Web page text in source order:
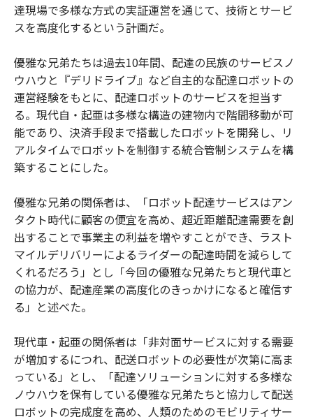
達現場で多様な方式の実証運営を通じて、技術とサービ
スを高度化するという計画だ。
優雅な兄弟たちは過去10年間、配達の民族のサービスノ
ウハウと『デリドライブ』など自主的な配達ロボットの
運営経験をもとに、配達ロボットのサービスを担当す
る。現代自・起亜は多様な構造の建物内で階間移動が可
能であり、決済手段まで搭載したロボットを開発し、リ
アルタイムでロボットを制御する統合管制システムを構
築することにした。
優雅な兄弟の関係者は、「ロボット配達サービスはアン
タクト時代に顧客の便宜を高め、超近距離配達需要を創
出することで事業主の利益を増やすことができ、ラスト
マイルデリバリーによるライダーの配達時間を減らして
くれるだろう」とし「今回の優雅な兄弟たちと現代車と
の協力が、配達産業の高度化のきっかけになると確信す
る」と述べた。
現代車・起亜の関係者は「非対面サービスに対する需要
が増加するにつれ、配送ロボットの必要性が次第に高ま
っている」とし、「配達ソリューションに対する多様な
ノウハウを保有している優雅な兄弟たちと協力して配送
ロボットの完成度を高め、人類のためのモビリティサー